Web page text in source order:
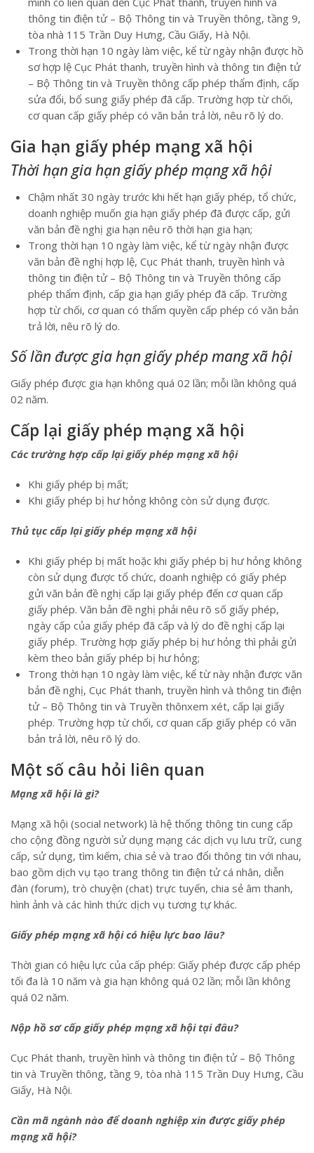
thông tin điện tử – Bộ Thông tin và Truyền thông, tầng 9,
tòa nhà 115 Trần Duy Hưng, Cầu Giấy, Hà Nội.
Trong thời hạn 10 ngày làm việc, kể từ ngày nhận được hồ
sơ hợp lệ Cục Phát thanh, truyền hình và thông tin điện tử
– Bộ Thông tin và Truyền thông cấp phép thẩm định, cấp
sửa đổi, bổ sung giấy phép đã cấp. Trường hợp từ chối,
cơ quan cấp giấy phép có văn bản trả lời, nêu rõ lý do.
Gia hạn giấy phép mạng xã hội
Thời hạn gia hạn giấy phép mạng xã hội
Chậm nhất 30 ngày trước khi hết hạn giấy phép, tổ chức,
doanh nghiệp muốn gia hạn giấy phép đã được cấp, gửi
văn bản đề nghị gia hạn nêu rõ thời hạn gia hạn;
Trong thời hạn 10 ngày làm việc, kể từ ngày nhận được
văn bản đề nghị hợp lệ, Cục Phát thanh, truyền hình và
thông tin điện tử – Bộ Thông tin và Truyền thông cấp
phép thẩm định, cấp gia hạn giấy phép đã cấp. Trường
hợp từ chối, cơ quan có thẩm quyền cấp phép có văn bản
trả lời, nêu rõ lý do.
Số lần được gia hạn giấy phép mang xã hội
Giấy phép được gia hạn không quá 02 lần; mỗi lần không quá
02 năm.
Cấp lại giấy phép mạng xã hội
Các trường hợp cấp lại giấy phép mạng xã hội
Khi giấy phép bị mất;
Khi giấy phép bị hư hỏng không còn sử dụng được.
Thủ tục cấp lại giấy phép mạng xã hội
Khi giấy phép bị mất hoặc khi giấy phép bị hư hỏng không
còn sử dụng được tổ chức, doanh nghiệp có giấy phép
gửi văn bản đề nghị cấp lại giấy phép đến cơ quan cấp
giấy phép. Văn bản đề nghị phải nêu rõ số giấy phép,
ngày cấp của giấy phép đã cấp và lý do đề nghị cấp lại
giấy phép. Trường hợp giấy phép bị hư hỏng thì phải gửi
kèm theo bản giấy phép bị hư hỏng;
Trong thời hạn 10 ngày làm việc, kể từ này nhận được văn
bản đề nghị, Cục Phát thanh, truyền hình và thông tin điện
tử – Bộ Thông tin và Truyền thônxem xét, cấp lại giấy
phép. Trường hợp từ chối, cơ quan cấp giấy phép có văn
bản trả lời, nêu rõ lý do.
Một số câu hỏi liên quan
Mạng xã hội là gì?
Mạng xã hội (social network) là hệ thống thông tin cung cấp
cho cộng đồng người sử dụng mạng các dịch vụ lưu trữ, cung
cấp, sử dụng, tìm kiếm, chia sẻ và trao đổi thông tin với nhau,
bao gồm dịch vụ tạo trang thông tin điện tử cá nhân, diễn
đàn (forum), trò chuyện (chat) trực tuyến, chia sẻ âm thanh,
hình ảnh và các hình thức dịch vụ tương tự khác.
Giấy phép mạng xã hội có hiệu lực bao lâu?
Thời gian có hiệu lực của cấp phép: Giấy phép được cấp phép
tối đa là 10 năm và gia hạn không quá 02 lần; mỗi lần không
quá 02 năm.
Nộp hồ sơ cấp giấy phép mạng xã hội tại đâu?
Cục Phát thanh, truyền hình và thông tin điện tử – Bộ Thông
tin và Truyền thông, tầng 9, tòa nhà 115 Trần Duy Hưng, Cầu
Giấy, Hà Nội.
Cần mã ngành nào để doanh nghiệp xin được giấy phép
mạng xã hội?